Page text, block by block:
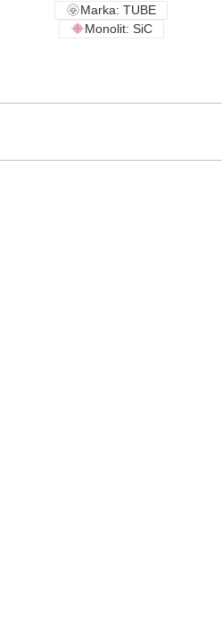
Marka: TUBE
Monolit: SiC